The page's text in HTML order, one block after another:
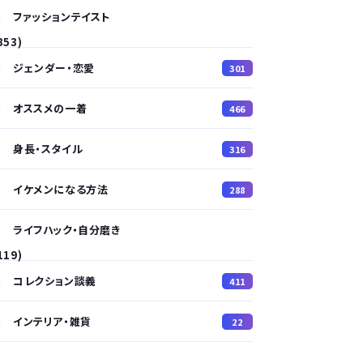
ファッションテイスト
ジェンダー・恋愛
301
オススメの一着 466
身長・スタイル 316
イケメンになる方法 288
ライフハック・自分磨き
コレクション談義
411
インテリア・雑貨 22